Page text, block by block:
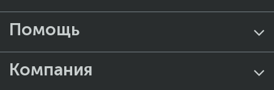
Помощь
Компания